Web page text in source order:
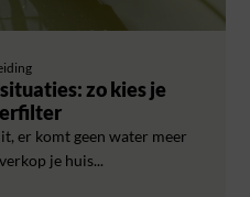
zo kies je
er komt geen water meer
je huis...